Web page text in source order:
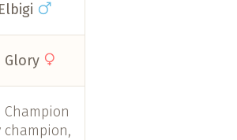
Glory
Champion
champion,